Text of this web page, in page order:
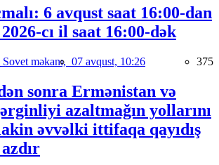
6 avqust saat 16:00-dan
cı il saat 16:00-dək
məkanı, 07 avqust, 10:26 375
sonra Ermənistan və
azaltmağın yollarını
əvvəlki ittifaqa qayıdış